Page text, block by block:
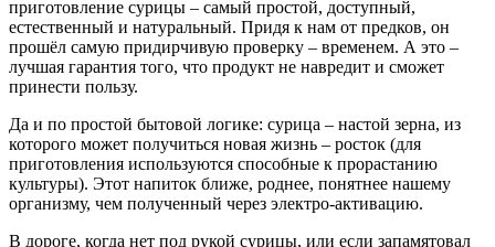
приготовление сурицы – самый простой, доступный,
естественный и натуральный. Придя к нам от предков, он
прошёл самую придирчивую проверку – временем. А это –
лучшая гарантия того, что продукт не навредит и сможет
принести пользу.
Да и по простой бытовой логике: сурица – настой зерна, из
которого может получиться новая жизнь – росток (для
приготовления используются способные к прорастанию
культуры). Этот напиток ближе, роднее, понятнее нашему
организму, чем полученный через электро-активацию.
В дороге, когда нет под рукой сурицы, или если запамятовал